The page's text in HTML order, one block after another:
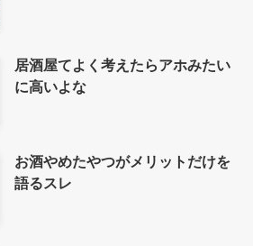
居酒屋てよく考えたらアホみたい
に高いよな
お酒やめたやつがメリットだけを
語るスレ